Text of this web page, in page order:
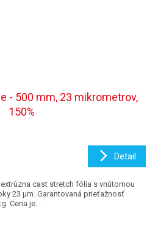
- 500 mm, 23 mikrometrov,
150%
Detail
cast stretch fólia s vnútornou
23 µm. Garantovaná prieťažnosť
Cena je...